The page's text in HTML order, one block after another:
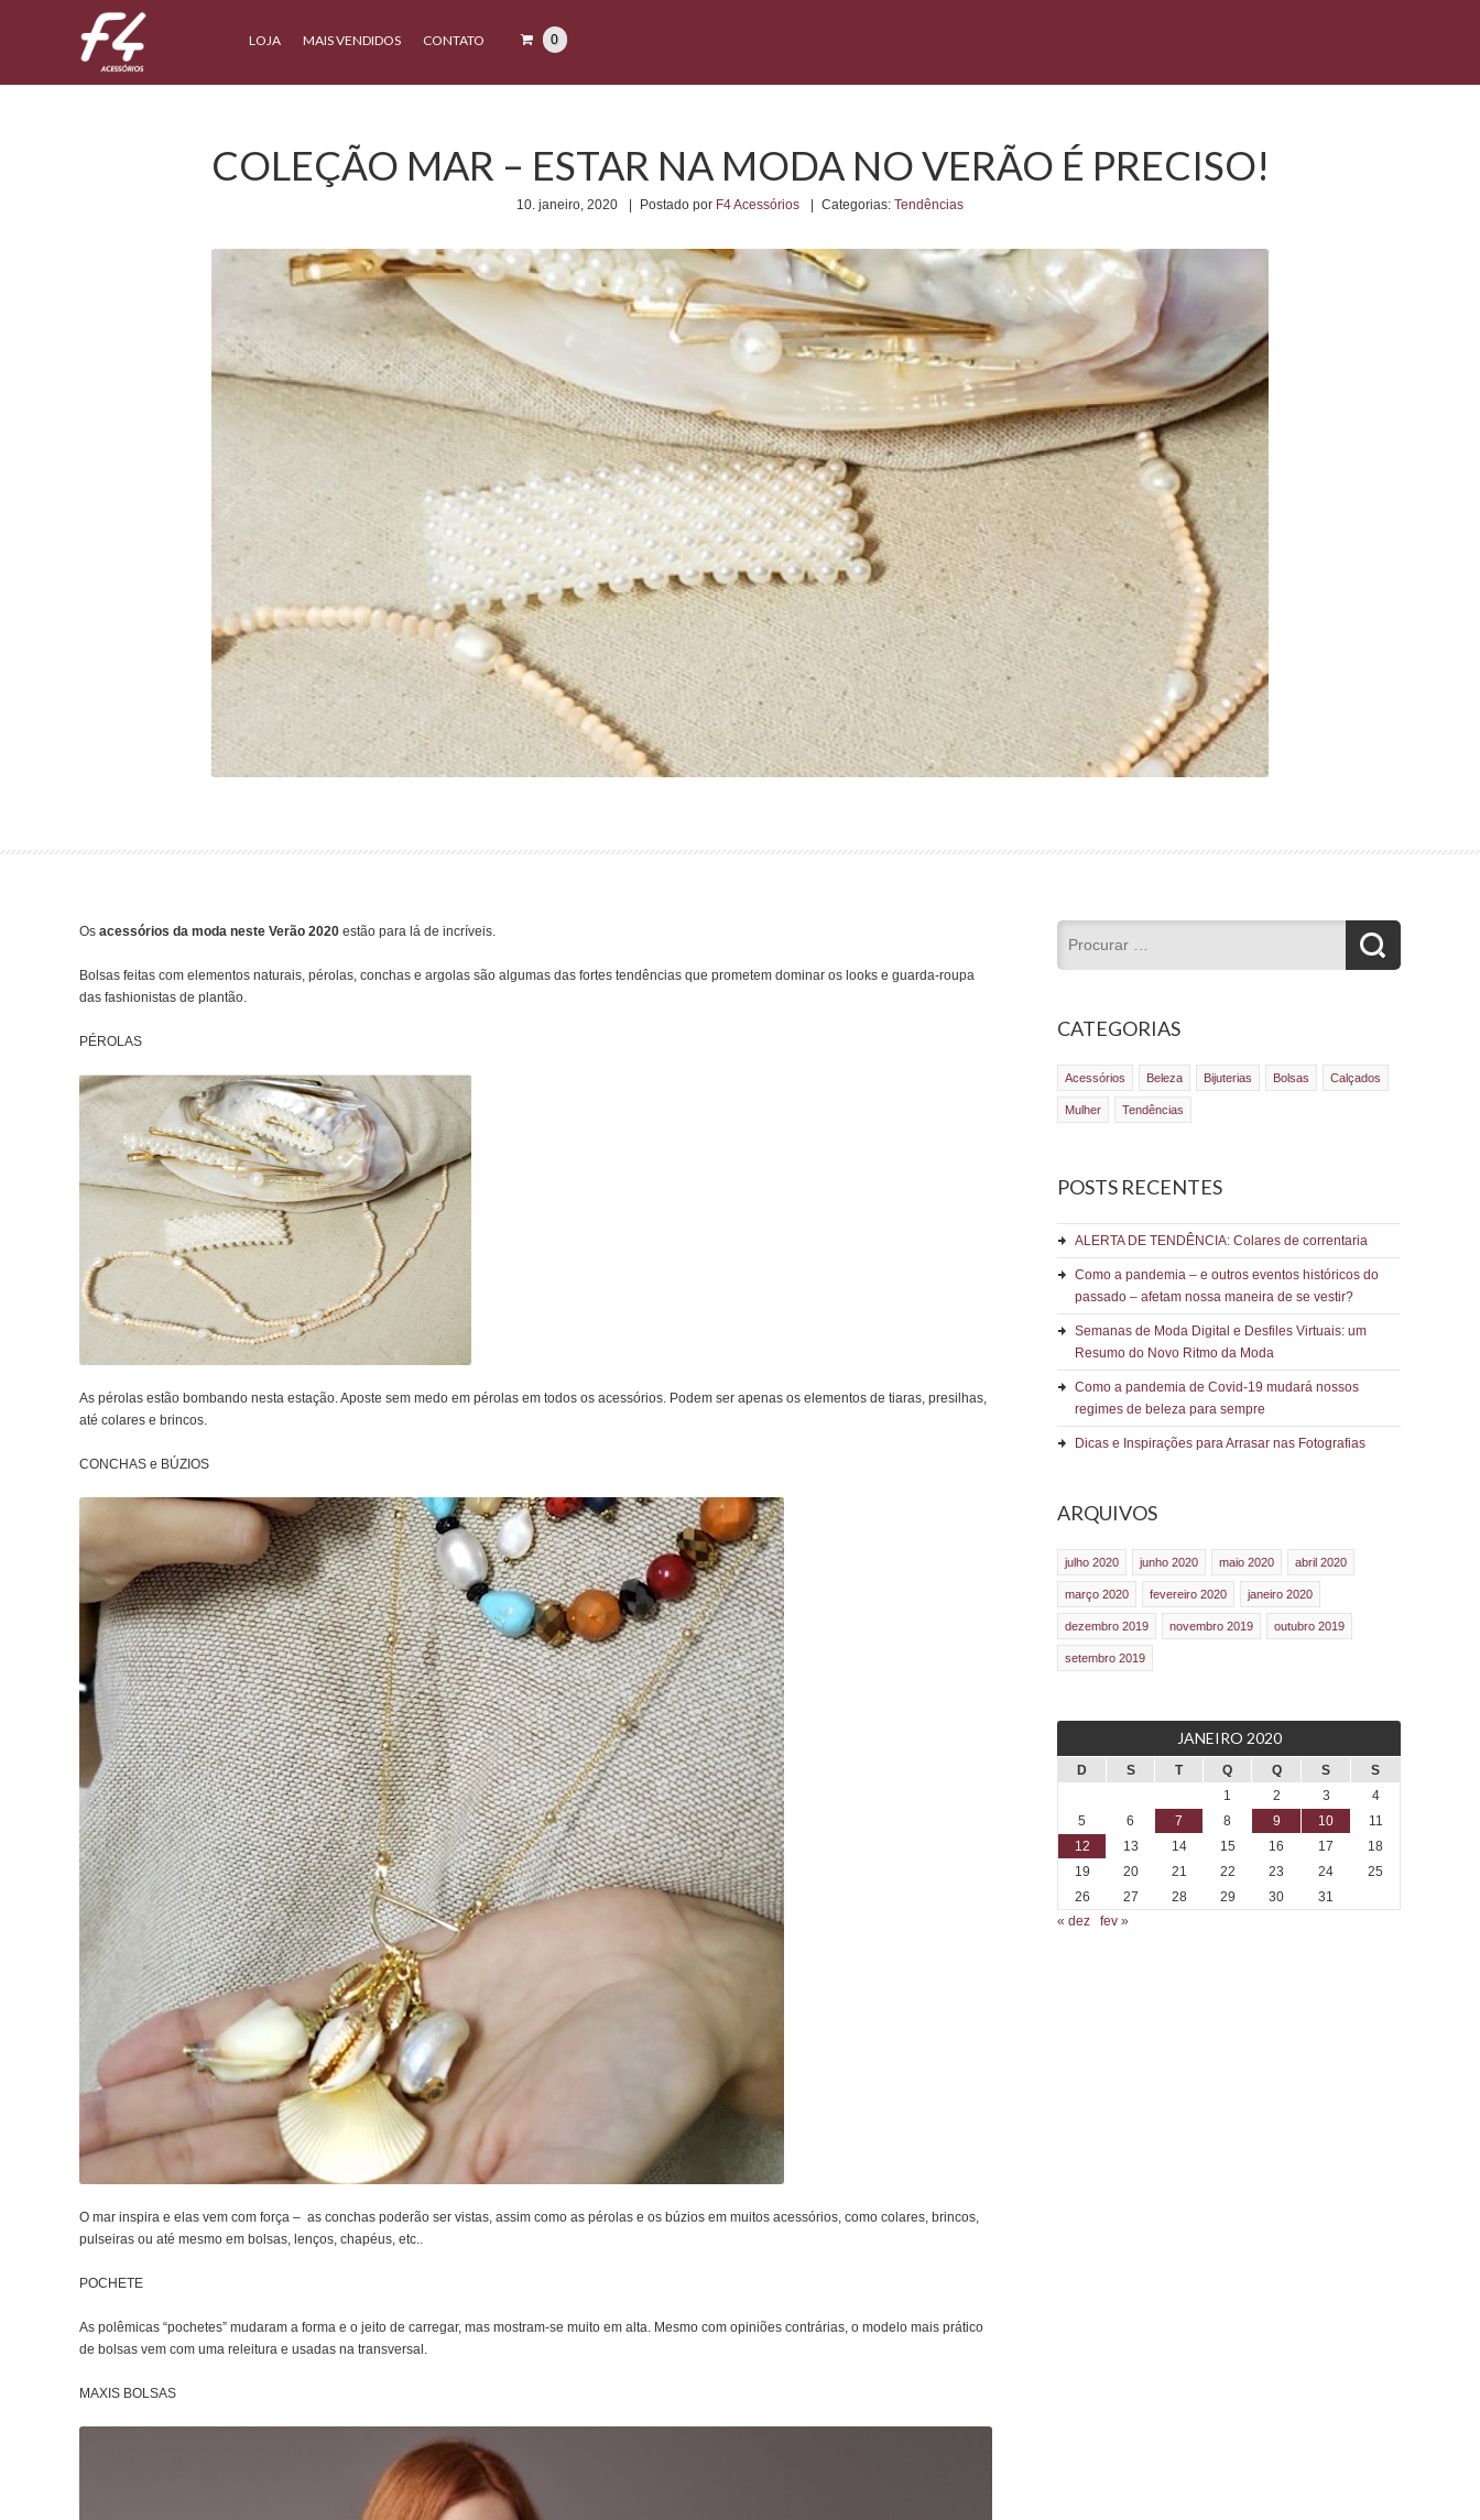
LOJA MAIS VENDIDOS CONTATO 0
COLEÇÃO MAR – ESTAR NA MODA NO VERÃO É PRECISO!
10. janeiro, 2020 Postado por F4 Acessórios Categorias: Tendências
Os acessórios da moda neste Verão 2020 estão para lá de incríveis.
Bolsas feitas com elementos naturais, pérolas, conchas e argolas são algumas das fortes tendências que prometem dominar os looks e guarda-roupa
das fashionistas de plantão.
PÉROLAS
As pérolas estão bombando nesta estação. Aposte sem medo em pérolas em todos os acessórios. Podem ser apenas os elementos de tiaras, presilhas,
até colares e brincos.
CONCHAS e BÚZIOS
O mar inspira e elas vem com força – as conchas poderão ser vistas, assim como as pérolas e os búzios em muitos acessórios, como colares, brincos,
pulseiras ou até mesmo em bolsas, lenços, chapéus, etc..
POCHETE
As polêmicas “pochetes” mudaram a forma e o jeito de carregar, mas mostram-se muito em alta. Mesmo com opiniões contrárias, o modelo mais prático
de bolsas vem com uma releitura e usadas na transversal.
MAXIS BOLSAS
CATEGORIAS
Acessórios Beleza Bijuterias Bolsas Calçados
Mulher Tendências
POSTS RECENTES
ALERTA DE TENDÊNCIA: Colares de correntaria
Como a pandemia – e outros eventos históricos do
passado – afetam nossa maneira de se vestir?
Semanas de Moda Digital e Desfiles Virtuais: um
Resumo do Novo Ritmo da Moda
Como a pandemia de Covid-19 mudará nossos
regimes de beleza para sempre
Dicas e Inspirações para Arrasar nas Fotografias
ARQUIVOS
julho 2020 junho 2020 maio 2020 abril 2020
março 2020 fevereiro 2020 janeiro 2020
dezembro 2019 novembro 2019 outubro 2019
setembro 2019
JANEIRO 2020
D S T Q Q S
S
1
2 3
4
5
6 7 8 9 10
11
12
13 14 15 16 17
18
19
20 21 22 23 24
25
26
27 28 29 30
31
« dez
fev »